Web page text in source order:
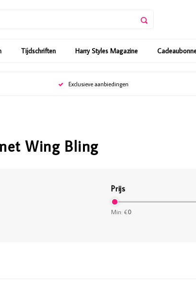
Tijdschriften Harry Styles Magazine
Exclusieve aanbiedingen
Wing Bling
Prijs
Min: €0